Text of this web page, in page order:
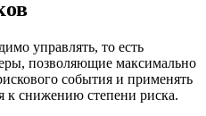
управлять, то есть
позволяющие максимально
события и применять
к снижению степени риска.